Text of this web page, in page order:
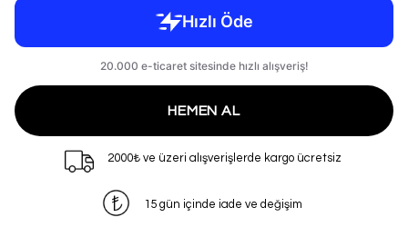
HEMEN AL
2000₺ ve üzeri alışverişlerde kargo ücretsiz
15 gün içinde iade ve değişim